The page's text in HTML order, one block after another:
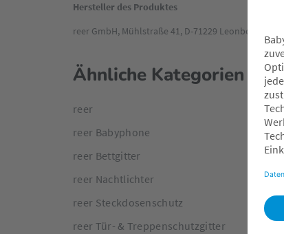
Hersteller des Produktes
reer GmbH, Mühlstraße 41, D-71229 Leonberg
Ähnliche Kategorien
reer
reer Babyphone
reer Bettgitter
reer Nachtlichter
reer Steckdosenschutz
reer Tür- & Treppenschutzgitter